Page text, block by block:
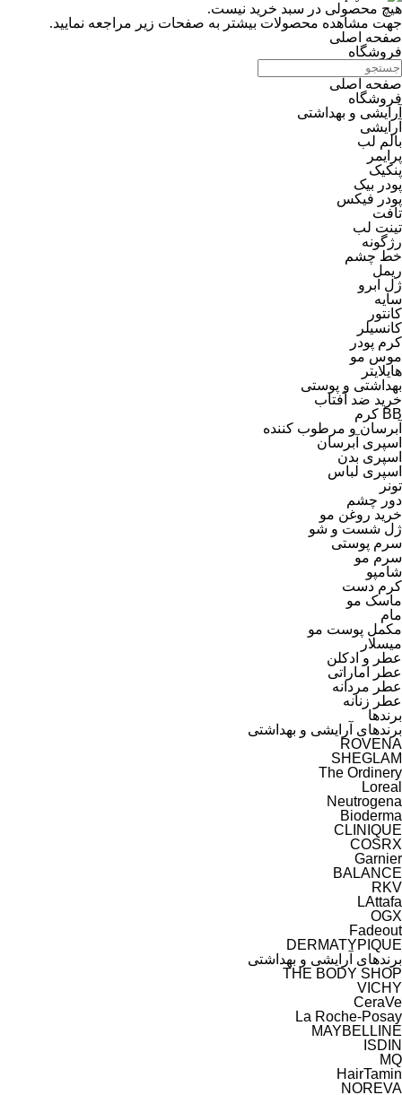
هیچ محصولی در سبد خرید نیست.
جهت مشاهده محصولات بیشتر به صفحات زیر مراجعه نمایید.
صفحه اصلی
فروشگاه
صفحه اصلی
فروشگاه
آرایشی و بهداشتی
آرایشی
بالم لب
پرایمر
پنکیک
پودر بیک
پودر فیکس
تافت
تینت لب
رژگونه
خط چشم
ریمل
ژل ابرو
سایه
کانتور
کانسیلر
کرم پودر
موس مو
هایلایتر
بهداشتی و پوستی
خرید ضد آفتاب
BB کرم
آبرسان و مرطوب کننده
اسپری آبرسان
اسپری بدن
اسپری لباس
تونر
دور چشم
خرید روغن مو
ژل شست و شو
سرم پوستی
سرم مو
شامپو
کرم دست
ماسک مو
مام
مکمل پوست مو
میسلار
عطر و ادکلن
عطر اماراتی
عطر مردانه
عطر زنانه
برندها
برندهای آرایشی و بهداشتی
ROVENA
SHEGLAM
The Ordinery
Loreal
Neutrogena
Bioderma
CLINIQUE
COSRX
Garnier
BALANCE
RKV
LAttafa
OGX
Fadeout
DERMATYPIQUE
برندهای آرایشی و بهداشتی
THE BODY SHOP
VICHY
CeraVe
La Roche-Posay
MAYBELLINE
ISDIN
MQ
HairTamin
NOREVA